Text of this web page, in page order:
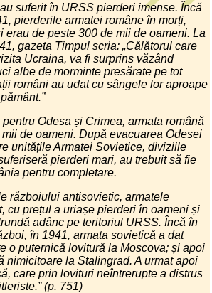
suferit în URSS pierderi imense. Încă
pierderile armatei române în morți,
erau de peste 300 de mii de oameni. La
gazeta Timpul scria: „Călătorul care
Ucraina, va fi surprins văzând
albe de morminte presărate pe tot
români au udat cu sângele lor aproape
Odesa și Crimea, armata română
de oameni. După evacuarea Odesei
unitățile Armatei Sovietice, diviziile
pierderi mari, au trebuit să fie
pentru completare.
războiului antisovietic, armatele
cu prețul a uriașe pierderi în oameni și
adânc pe teritoriul URSS. Încă în
în 1941, armata sovietică a dat
o puternică lovitură la Moscova; și apoi
nimicitoare la Stalingrad. A urmat apoi
care prin lovituri neîntrerupte a distrus
(p. 751)